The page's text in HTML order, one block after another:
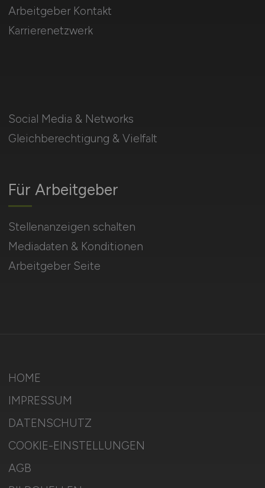
Social Media & Networks
Gleichberechtigung & Vielfalt
Für Arbeitgeber
Stellenanzeigen schalten
Mediadaten & Konditionen
Arbeitgeber Seite
Arbeitgeber Kontakt
Karrierenetzwerk
HOME
IMPRESSUM
DATENSCHUTZ
COOKIE-EINSTELLUNGEN
AGB